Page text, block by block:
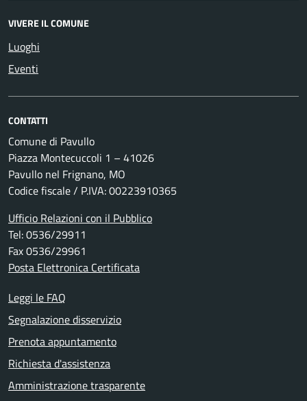
VIVERE IL COMUNE
Luoghi
Eventi
CONTATTI
Comune di Pavullo
Piazza Montecuccoli 1 – 41026
Pavullo nel Frignano, MO
Codice fiscale / P.IVA: 00223910365
Ufficio Relazioni con il Pubblico
Tel: 0536/29911
Fax 0536/29961
Posta Elettronica Certificata
Leggi le FAQ
Segnalazione disservizio
Prenota appuntamento
Richiesta d'assistenza
Amministrazione trasparente